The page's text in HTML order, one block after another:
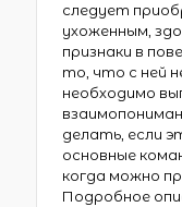
следует
ухоженным,
признаки в
то, что с ней
необходимо
делать, если
основные
когда можно
Подробное